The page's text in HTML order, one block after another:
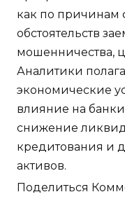
как по причинам
обстоятельств
мошенничества,
Аналитики
экономические
влияние на
снижение
кредитования и
активов.
Поделиться